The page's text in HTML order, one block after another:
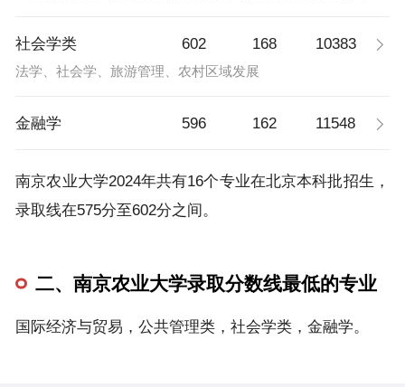
社会学类 602 168 10383
法学、社会学、旅游管理、农村区域发展
金融学 596 162 11548
南京农业大学2024年共有16个专业在北京本科批招生，
录取线在575分至602分之间。
二、南京农业大学录取分数线最低的专业
国际经济与贸易，公共管理类，社会学类，金融学。